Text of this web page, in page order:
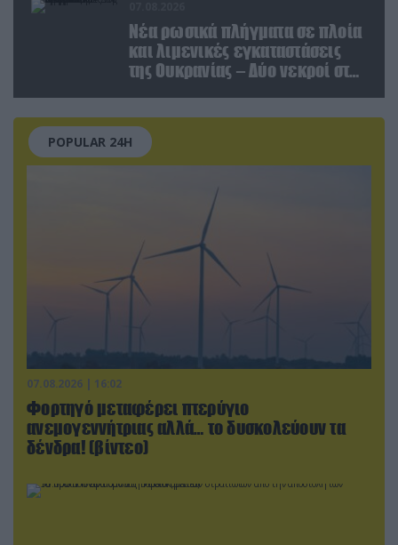
Νέα ρωσικά πλήγματα σε πλοία
και λιμενικές εγκαταστάσεις
της Ουκρανίας – Δύο νεκροί στην
POPULAR 24H
07.08.2026 | 16:02
Φορτηγό μεταφέρει πτερύγιο
ανεμογεννήτριας αλλά… το δυσκολεύουν τα
δένδρα! (βίντεο)